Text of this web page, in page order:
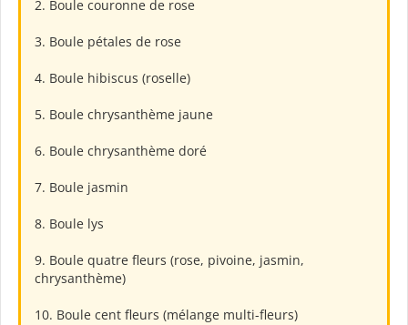
2. Boule couronne de rose
3. Boule pétales de rose
4. Boule hibiscus (roselle)
5. Boule chrysanthème jaune
6. Boule chrysanthème doré
7. Boule jasmin
8. Boule lys
9. Boule quatre fleurs (rose, pivoine, jasmin,
chrysanthème)
10. Boule cent fleurs (mélange multi-fleurs)